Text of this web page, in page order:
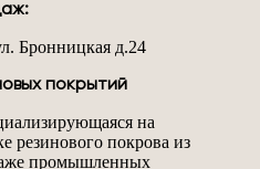
Бронницкая д.24
покрытий
на
резинового покрова из
промышленных